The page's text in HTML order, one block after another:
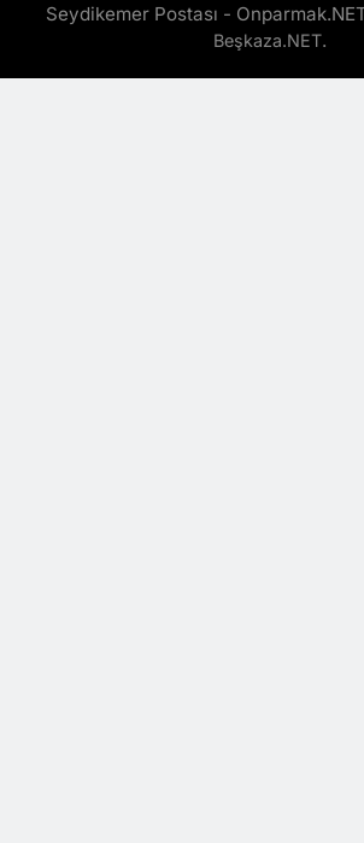
Seydikemer Postası -
Beşkaza.NET.